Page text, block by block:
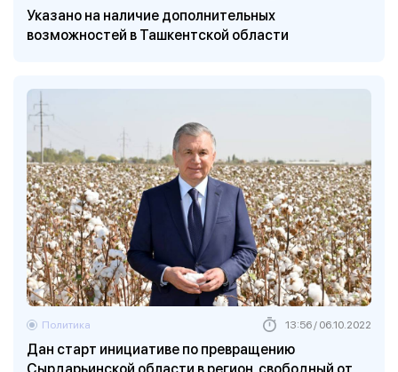
Указано на наличие дополнительных
возможностей в Ташкентской области
Дан старт инициативе по превращению
Политика 13:56 / 06.10.2022